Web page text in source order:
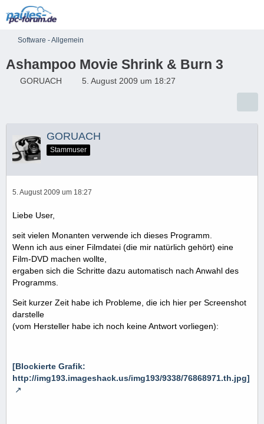
Software - Allgemein
Ashampoo Movie Shrink & Burn 3
GORUACH 5. August 2009 um 18:27
GORUACH
Stammuser
5. August 2009 um 18:27
Liebe User,
seit vielen Monanten verwende ich dieses Programm.
Wenn ich aus einer Filmdatei (die mir natürlich gehört) eine
Film-DVD machen wollte,
ergaben sich die Schritte dazu automatisch nach Anwahl des
Programms.
Seit kurzer Zeit habe ich Probleme, die ich hier per Screenshot
darstelle
(vom Hersteller habe ich noch keine Antwort vorliegen):
[Blockierte Grafik:
http://img193.imageshack.us/img193/9338/76868971.th.jpg]